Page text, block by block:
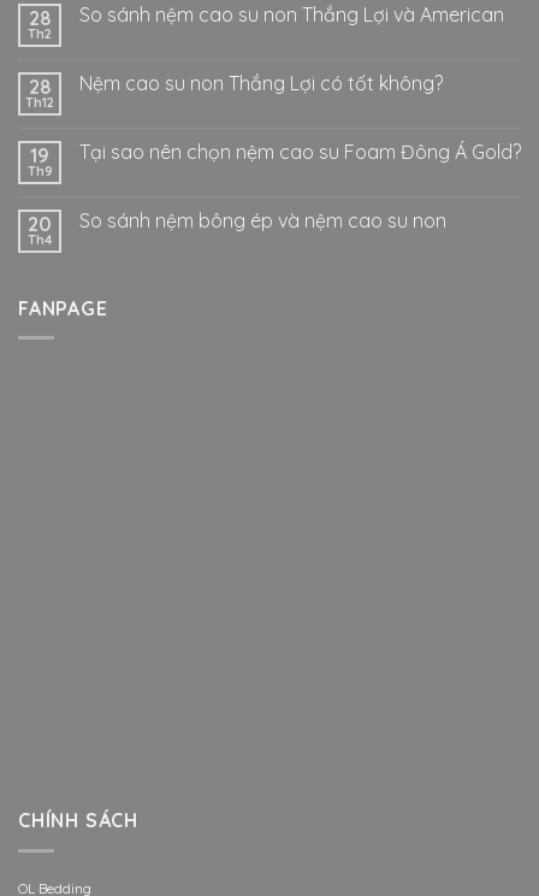
28
Th2
So sánh nệm cao su non Thắng Lợi và American
28
Th12
Nệm cao su non Thắng Lợi có tốt không?
19
Th9
Tại sao nên chọn nệm cao su Foam Đông Á Gold?
20
Th4
So sánh nệm bông ép và nệm cao su non
FANPAGE
CHÍNH SÁCH
OL Bedding